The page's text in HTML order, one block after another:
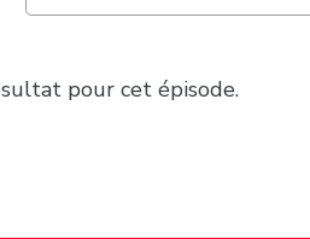
pour cet épisode.